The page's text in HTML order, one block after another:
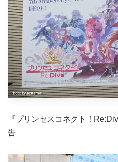
『プリンセスコネクト！
告